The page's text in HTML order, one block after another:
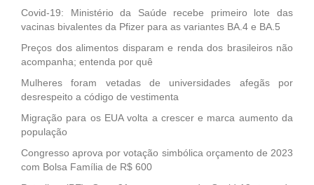
Covid-19: Ministério da Saúde recebe primeiro lote das
vacinas bivalentes da Pfizer para as variantes BA.4 e BA.5
Preços dos alimentos disparam e renda dos brasileiros não
acompanha; entenda por quê
Mulheres foram vetadas de universidades afegãs por
desrespeito a código de vestimenta
Migração para os EUA volta a crescer e marca aumento da
população
Congresso aprova por votação simbólica orçamento de 2023
com Bolsa Família de R$ 600